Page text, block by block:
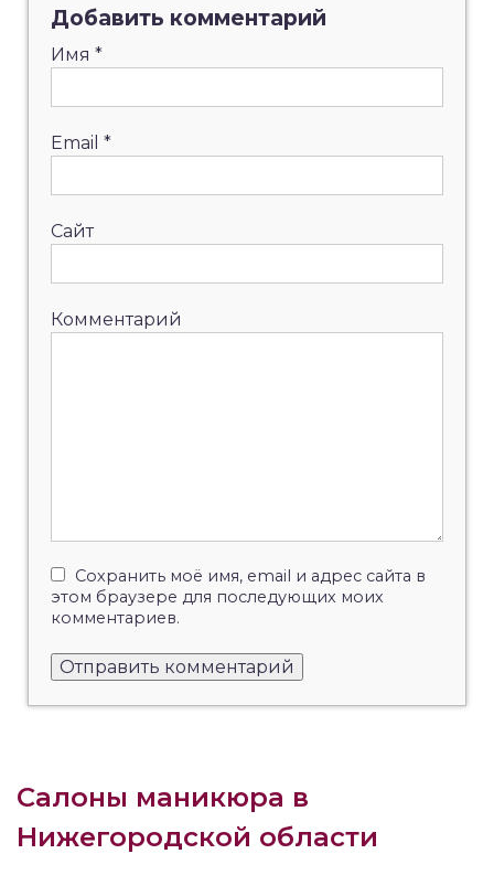
Добавить комментарий
Имя *
Email *
Сайт
Комментарий
Сохранить моё имя, email и адрес сайта в
этом браузере для последующих моих
комментариев.
Салоны маникюра в
Нижегородской области